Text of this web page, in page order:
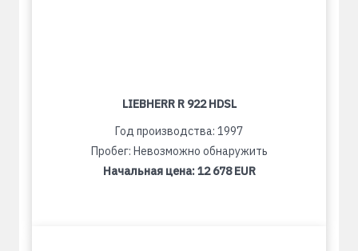
LIEBHERR R 922 HDSL
Год производства: 1997
Пробег: Невозможно обнаружить
Начальная цена:12 678 EUR